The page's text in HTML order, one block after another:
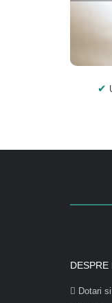
DESPRE
Dotari